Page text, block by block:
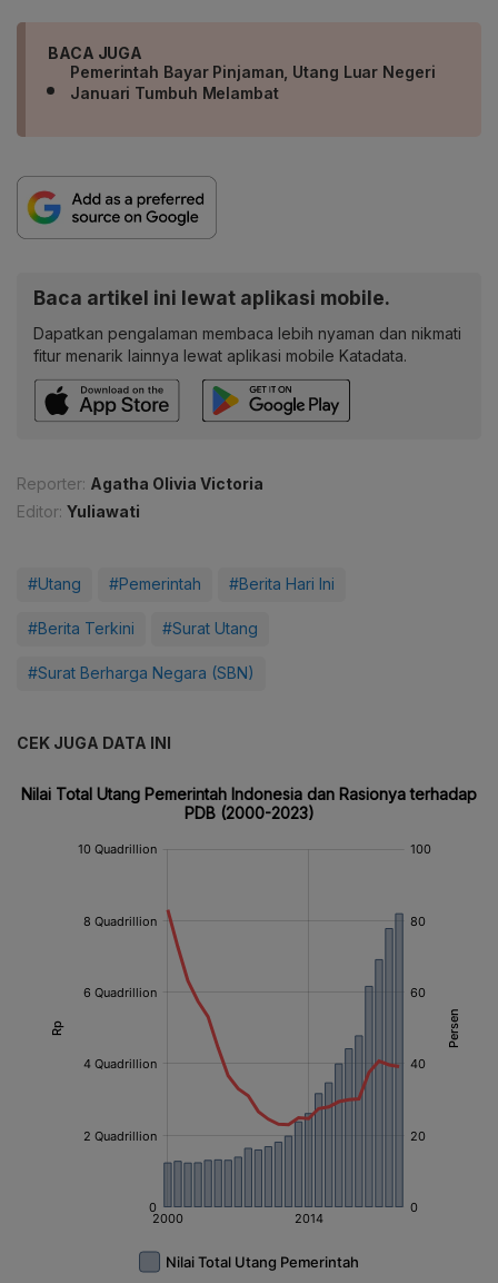
BACA JUGA
Pemerintah Bayar Pinjaman, Utang Luar Negeri
Januari Tumbuh Melambat
Baca artikel ini lewat aplikasi mobile.
Dapatkan pengalaman membaca lebih nyaman dan nikmati
fitur menarik lainnya lewat aplikasi mobile Katadata.
Reporter: Agatha Olivia Victoria
Editor: Yuliawati
#Utang #Pemerintah #Berita Hari Ini
#Berita Terkini #Surat Utang
#Surat Berharga Negara (SBN)
CEK JUGA DATA INI